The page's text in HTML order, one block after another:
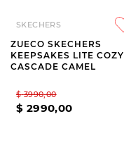
SKECHERS
ZUECO SKECHERS
KEEPSAKES LITE COZY
CASCADE CAMEL
$ 3990,00
$ 2990,00